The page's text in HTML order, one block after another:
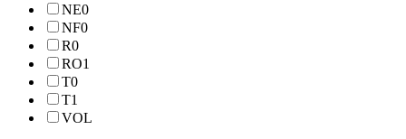
NE0
NF0
R0
RO1
T0
T1
VOL